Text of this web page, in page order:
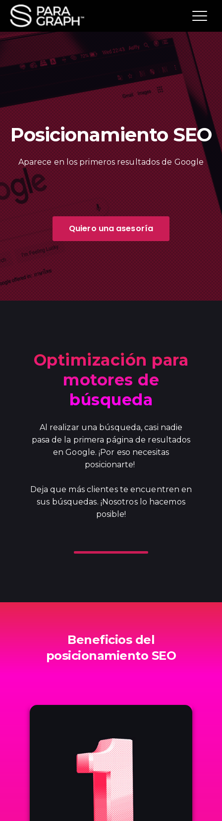
Posicionamiento SEO
Aparece en los primeros resultados de Google
Quiero una asesoría
Optimización para
motores de
búsqueda
Al realizar una búsqueda, casi nadie
pasa de la primera página de resultados
en Google. ¡Por eso necesitas
posicionarte!
Deja que más clientes te encuentren en
sus búsquedas. ¡Nosotros lo hacemos
posible!
Beneficios del
posicionamiento SEO